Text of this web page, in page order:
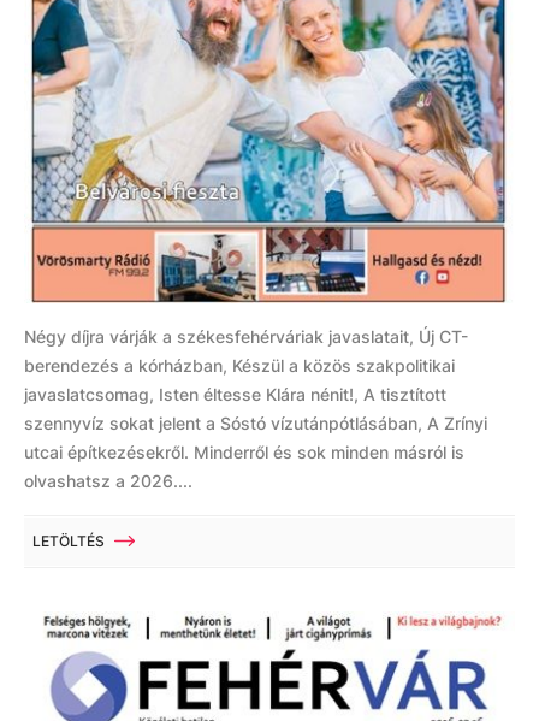
Négy díjra várják a székesfehérváriak javaslatait, Új CT-
berendezés a kórházban, Készül a közös szakpolitikai
javaslatcsomag, Isten éltesse Klára nénit!, A tisztított
szennyvíz sokat jelent a Sóstó vízutánpótlásában, A Zrínyi
utcai építkezésekről. Minderről és sok minden másról is
olvashatsz a 2026....
LETÖLTÉS